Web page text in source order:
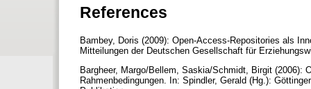
References
Bambey, Doris (2009): Open-Access-Repositories als
Mitteilungen der Deutschen Gesellschaft für
Bargheer, Margo/Bellem, Saskia/Schmidt, Birgit (2006):
Rahmenbedingungen. In: Spindler, Gerald (Hg.):